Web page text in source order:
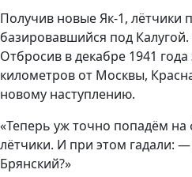
Получив новые Як-1, лётчики
базировавшийся под
Отбросив в декабре 1941
километров от Москвы,
новому наступлению.
«Теперь уж точно попадём
лётчики. И при этом гадали:
Брянский?»